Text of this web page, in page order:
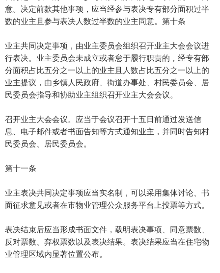
意。决定前款其他事项，应当经参与表决专有部分面积过半
数的业主且参与表决人数过半数的业主同意。第十条
业主共同决定事项，由业主委员会组织召开业主大会会议进
行表决。业主委员会未成立或者怠于履行职责的，经专有部
分面积占比五分之一以上的业主且人数占比五分之一以上的
业主提议，由乡镇人民政府、街道办事处、村民委员会、居
民委员会指导和协助业主组织召开业主大会会议。
召开业主大会会议。应当于会议召开十五日前通过发送信
息、电子邮件或者书面告知等方式通知业主，并同时告知村
民委员会、居民委员会。
第十一条
业主表决共同决定事项应当实名制，可以采用集体讨论、书
面征求意见或者在市物业管理公众服务平台上投票等方式。
表决结束后应当形成书面文件，载明表决事项、同意票数、
反对票数、弃权票数以及表决结果。表决结果应当在住宅物
业管理区域内显著位置公布。